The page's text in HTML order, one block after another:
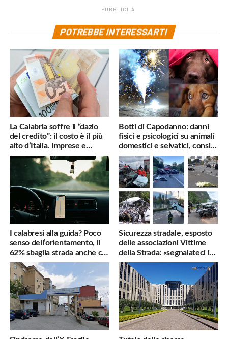
PUBBLICITÀ
POTREBBE INTERESSARTI
La Calabria soffre il “dazio
del credito”: il costo è il più
alto d’Italia. Imprese e
famiglie penalizzate
Botti di Capodanno: danni
fisici e psicologici su animali
domestici e selvatici, consigli
utili
I calabresi alla guida? Poco
senso dell’orientamento, il
62% sbaglia strada anche col
navigatore
Sicurezza stradale, esposto
delle associazioni Vittime
della Strada: «segnalateci i
pericoli, interverremo
subito»